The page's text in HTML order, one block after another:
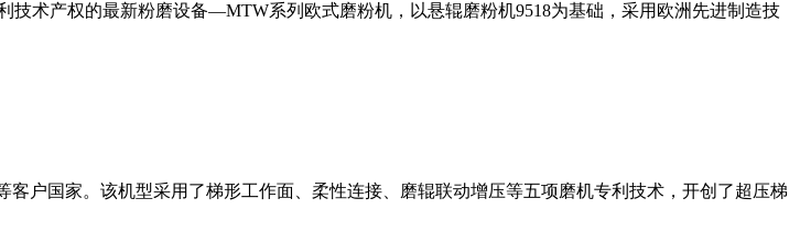
术产权的最新粉磨设备—MTW系列欧式磨粉机，以悬辊磨粉机9518为基础，采用欧洲先进制造技
户国家。该机型采用了梯形工作面、柔性连接、磨辊联动增压等五项磨机专利技术，开创了超压梯